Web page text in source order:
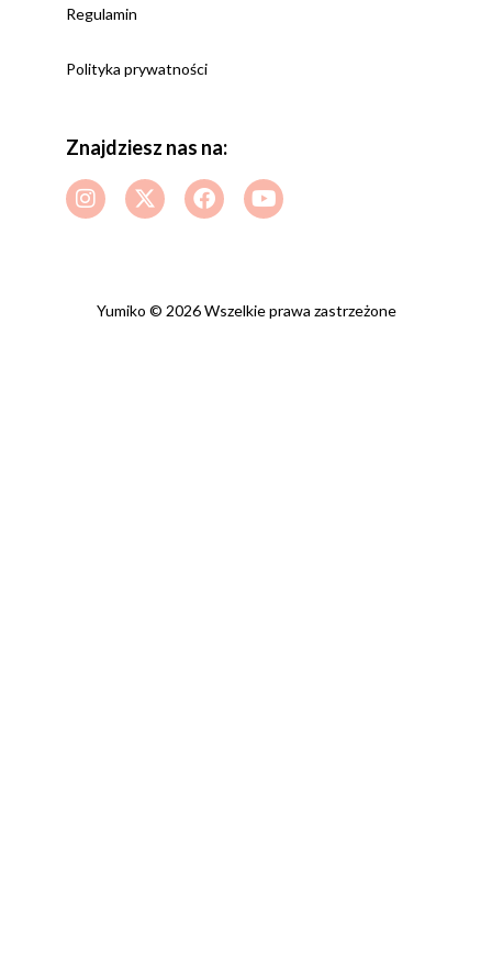
Regulamin
Polityka prywatności
Znajdziesz nas na:
Yumiko © 2026 Wszelkie prawa zastrzeżone